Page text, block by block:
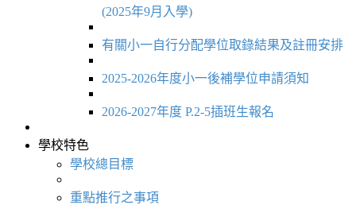
(2025年9月入學)
有關小一自行分配學位取錄結果及註冊安排
2025-2026年度小一後補學位申請須知
2026-2027年度 P.2-5插班生報名
學校特色
學校總目標
重點推行之事項